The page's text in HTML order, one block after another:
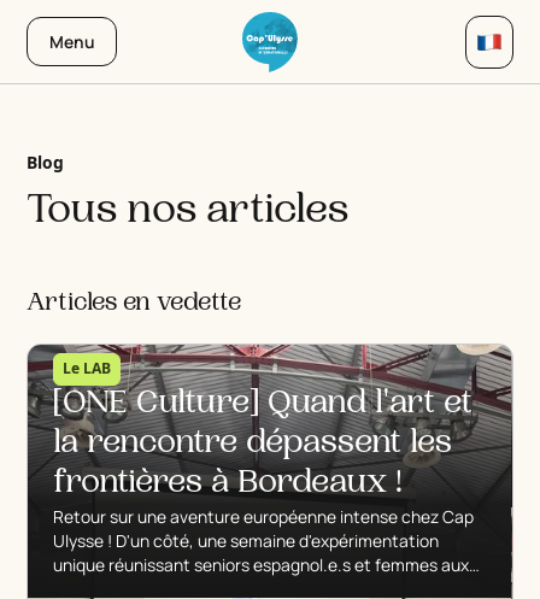
Menu
Blog
Tous nos articles
Articles en vedette
Le LAB
[ONE Culture] Quand l'art et
la rencontre dépassent les
frontières à Bordeaux !
Retour sur une aventure européenne intense chez Cap
Ulysse ! D'un côté, une semaine d'expérimentation
unique réunissant seniors espagnol.e.s et femmes aux